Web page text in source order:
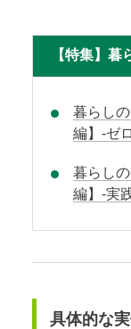
【特集】暮
暮らし
編】-ゼ
暮らし
編】-実
具体的な